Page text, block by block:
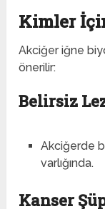
Kimler
Akciğer iğne
önerilir:
Belirsiz
Akciğerde
varlığında.
Kanser